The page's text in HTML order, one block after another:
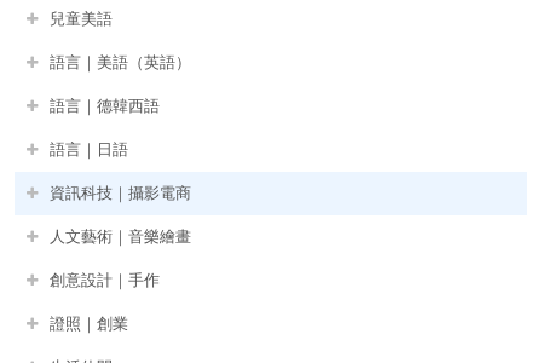
兒童美語
語言｜美語（英語）
語言｜德韓西語
語言｜日語
資訊科技｜攝影電商
人文藝術｜音樂繪畫
創意設計｜手作
證照｜創業